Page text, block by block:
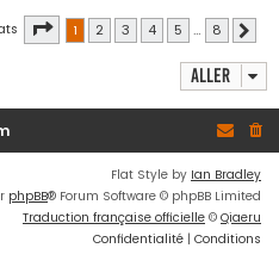
Page 1sur8
1 2 3 4 5 … 8
Aller
Flat Style by Ian Bradley
phpBB® Forum Software © phpBB Limited
Traduction française officielle © Qiaeru
Confidentialité | Conditions